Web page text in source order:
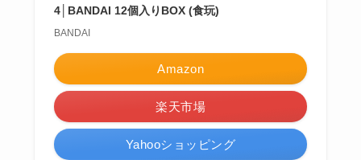
4│BANDAI 12個入りBOX (食玩)
BANDAI
Amazon
楽天市場
Yahooショッピング